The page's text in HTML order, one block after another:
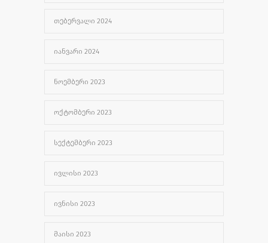
ᲗᲔᲑᲔᲠᲕᲐᲚᲘ 2024
ᲘᲐᲜᲕᲐᲠᲘ 2024
ᲜᲝᲔᲛᲑᲔᲠᲘ 2023
ᲝᲥᲢᲝᲛᲑᲔᲠᲘ 2023
ᲡᲔᲥᲢᲔᲛᲑᲔᲠᲘ 2023
ᲘᲕᲚᲘᲡᲘ 2023
ᲘᲕᲜᲘᲡᲘ 2023
ᲛᲐᲘᲡᲘ 2023